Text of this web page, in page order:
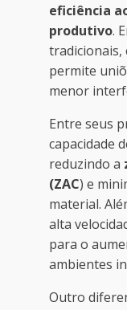
eficiência
produtivo.
tradicionais,
permite
menor
Entre seus
capacidade
reduzindo a
(ZAC) e
material.
alta
para o
ambientes
Outro